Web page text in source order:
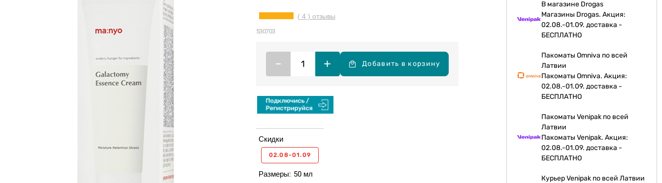
( 4 ) отзывы
530703
Размеры 50 мл
– + Добавить в корзину
Скидки
02.08-01.09
В магазине Drogas
Магазины Drogas. Акция:
02.08.-01.09. доставка -
БЕСПЛАТНО
Пакоматы Omniva по всей
Латвии
Пакоматы Omniva. Акция:
02.08.-01.09. доставка -
БЕСПЛАТНО
Пакоматы Venipak по всей
Латвии
Пакоматы Venipak. Акция:
02.08.-01.09. доставка -
БЕСПЛАТНО
Курьер Venipak по всей Латвии